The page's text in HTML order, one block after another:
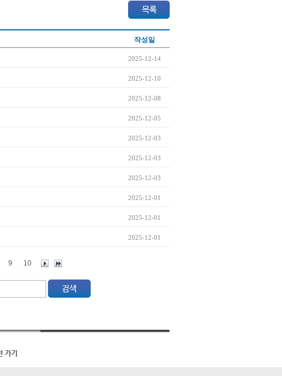
작성일
2025-12-14
2025-12-10
2025-12-08
2025-12-05
2025-12-03
2025-12-03
2025-12-03
2025-12-01
2025-12-01
2025-12-01
9 10
가기